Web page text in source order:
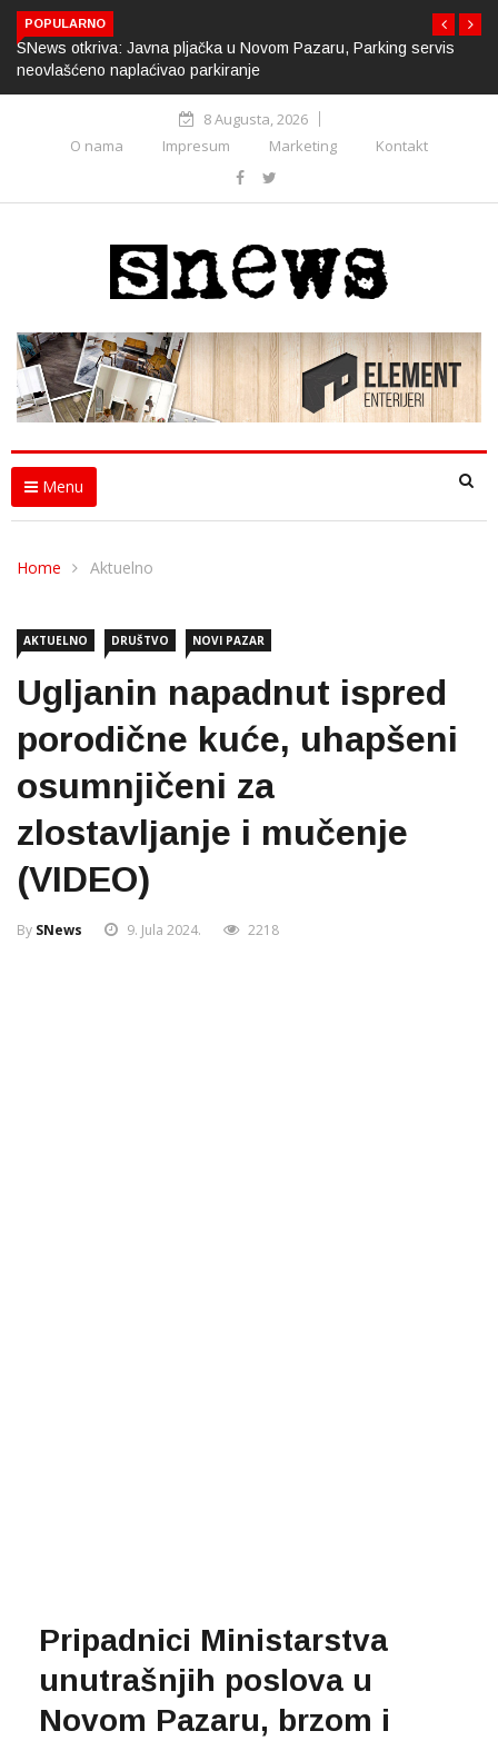
POPULARNO
SNews otkriva: Javna pljačka u Novom Pazaru, Parking servis
neovlašćeno naplaćivao parkiranje
8 Augusta, 2026
O nama
Impresum Marketing Kontakt
Menu
Home Aktuelno
AKTUELNO DRUŠTVO NOVI PAZAR
Ugljanin napadnut ispred
porodične kuće, uhapšeni
osumnjičeni za
zlostavlјanje i mučenje
(VIDEO)
By SNews 9. Jula 2024. 2218
Pripadnici Ministarstva
unutrašnjih poslova u
Novom Pazaru, brzom i